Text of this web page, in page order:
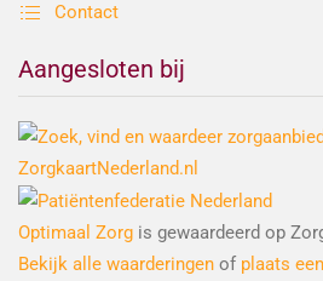
Contact
Aangesloten bij
Optimaal Zorg is gewaardeerd op
Bekijk alle waarderingen of plaats